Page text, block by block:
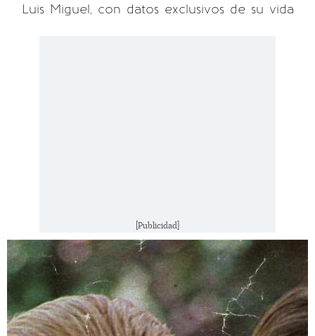
Luis Miguel, con datos exclusivos de su vida
[Publicidad]